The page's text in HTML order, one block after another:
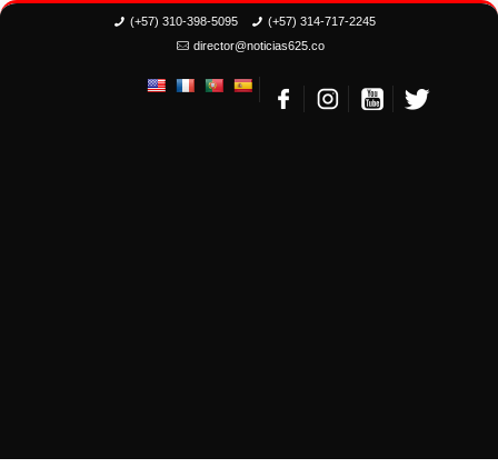
(+57) 310-398-5095
(+57) 314-717-2245
director@noticias625.co